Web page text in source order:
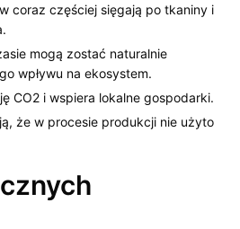
coraz częściej sięgają po tkaniny i
mogą zostać naturalnie
wpływu na ekosystem.
CO2 i wspiera lokalne gospodarki.
że w procesie produkcji nie użyto